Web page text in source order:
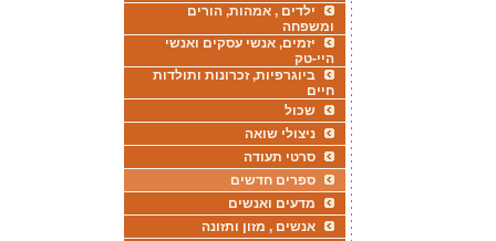
ילדים , אמהות, הורים
ומשפחה
יזמים, אנשי עסקים ואנשי
היי-טק
ביוגרפיות, זכרונות ותולדות
חיים
שכול
ניצולי שואה
סרטי תעודה
ספרים חדשים
מדעים ואנשים
אנשים , מזון ותזונה